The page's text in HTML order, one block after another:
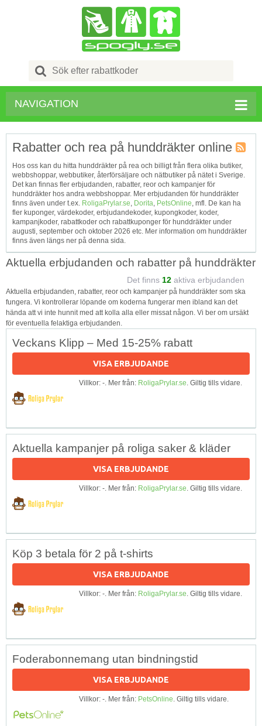
Search
for:
NAVIGATION
Tagg
RSS
Rabatter och rea på hunddräkter online
Hos oss kan du hitta hunddräkter på rea och billigt från flera olika butiker,
webbshoppar, webbutiker, återförsäljare och nätbutiker på nätet i Sverige.
Det kan finnas fler erbjudanden, rabatter, reor och kampanjer för
hunddräkter hos andra webbshoppar. Mer erbjudanden för hunddräkter
finns även under t.ex. RoligaPrylar.se, Dorita, PetsOnline, mfl. De kan ha
fler kuponger, värdekoder, erbjudandekoder, kupongkoder, koder,
kampanjkoder, rabattkoder och rabattkuponger för hunddräkter under
augusti, september och oktober 2026 etc. Mer information om hunddräkter
finns även längs ner på denna sida.
Aktuella erbjudanden och rabatter på hunddräkter
Det finns 12 aktiva erbjudanden
Aktuella erbjudanden, rabatter, reor och kampanjer på hunddräkter som ska
fungera. Vi kontrollerar löpande om koderna fungerar men ibland kan det
hända att vi inte hunnit med att kolla alla eller missat någon. Vi ber om ursäkt
för eventuella felaktiga erbjudanden.
Veckans Klipp – Med 15-25% rabatt
VISA ERBJUDANDE
Villkor: -. Mer från: RoligaPrylar.se. Giltig tills vidare.
Aktuella kampanjer på roliga saker & kläder
VISA ERBJUDANDE
Villkor: -. Mer från: RoligaPrylar.se. Giltig tills vidare.
Köp 3 betala för 2 på t-shirts
VISA ERBJUDANDE
Villkor: -. Mer från: RoligaPrylar.se. Giltig tills vidare.
Foderabonnemang utan bindningstid
VISA ERBJUDANDE
Villkor: -. Mer från: PetsOnline. Giltig tills vidare.